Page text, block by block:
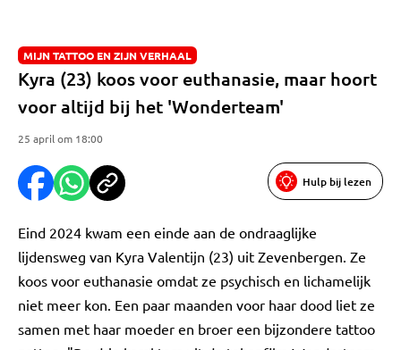
MIJN TATTOO EN ZIJN VERHAAL
Kyra (23) koos voor euthanasie, maar hoort
voor altijd bij het 'Wonderteam'
25 april om 18:00
Hulp bij lezen
Eind 2024 kwam een einde aan de ondraaglijke
lijdensweg van Kyra Valentijn (23) uit Zevenbergen. Ze
koos voor euthanasie omdat ze psychisch en lichamelijk
niet meer kon. Een paar maanden voor haar dood liet ze
samen met haar moeder en broer een bijzondere tattoo